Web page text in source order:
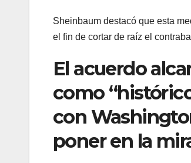
Sheinbaum destacó que esta
el fin de cortar de raíz el
El acuerdo
como
con
poner en la